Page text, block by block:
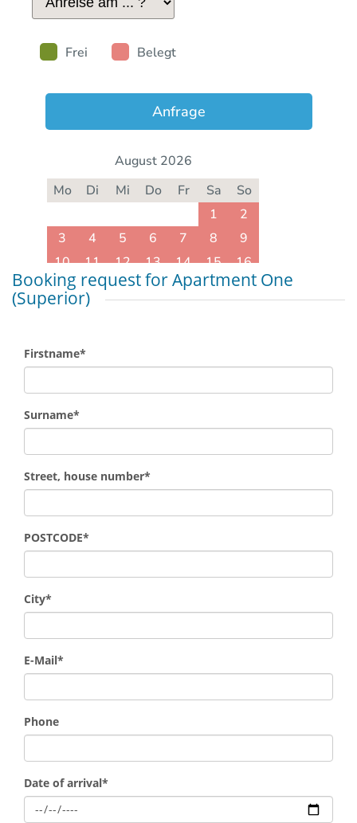
Booking request for Apartment One
(Superior)
Mandatory
field
Firstname*
Mandatory
field
Surname*
Mandatory
field
Street, house number*
Mandatory
field
POSTCODE*
Mandatory
field
City*
Mandatory
field
E-Mail*
Phone
Mandatory
field
Date of arrival*